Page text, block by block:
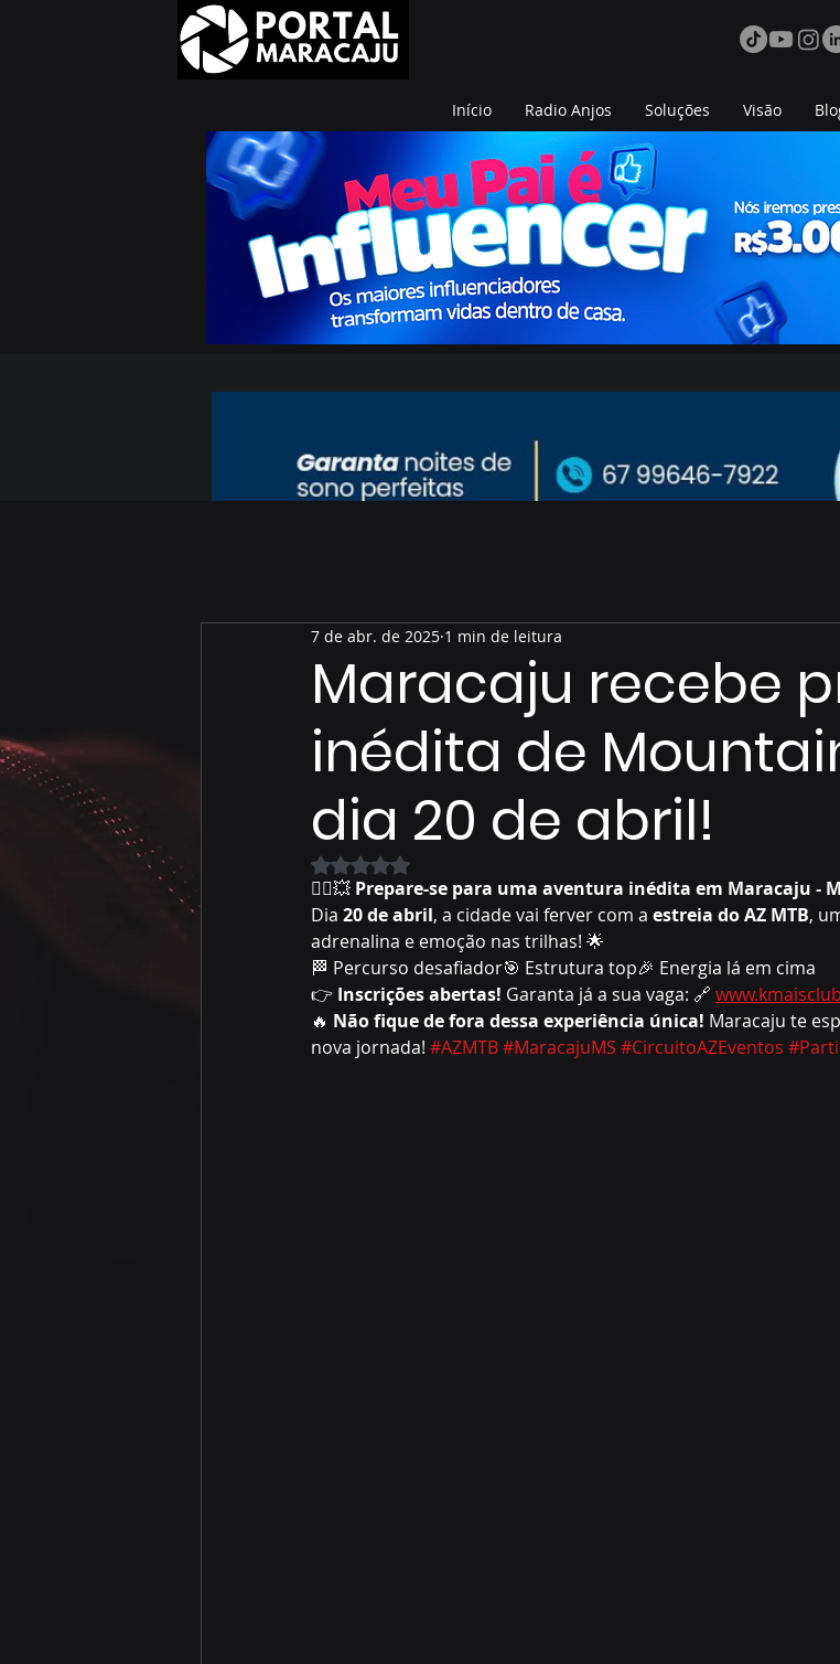
Início Radio Anjos Soluções Visão
Maracaju recebe
inédita de
dia 20 de abril!
7 de abr. de 2025 1 min de leitura
Avaliado com NaN de 5 estrelas.
🚵‍♂️💥 Prepare-se para uma aventura inédita em Maracaju -
Dia 20 de abril, a cidade vai ferver com a estreia do AZ MTB,
adrenalina e emoção nas trilhas! 🌟
🏁 Percurso desafiador🎯 Estrutura top🎉 Energia lá em cima
👉 Inscrições abertas! Garanta já a sua vaga: 🔗
🔥 Não fique de fora dessa experiência única! Maracaju te
nova jornada! #AZMTB#MaracajuMS #CircuitoAZEventos